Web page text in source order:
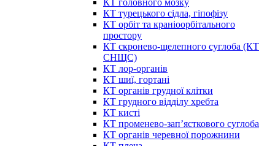
КТ головного мозку
КТ турецького сідла, гіпофізу
КТ орбіт та краніоорбітального
простору
КТ скронево-щелепного суглоба (КТ
СНЩС)
КТ лор-органів
КТ шиї, гортані
КТ органів грудної клітки
КТ грудного відділу хребта
КТ кисті
КТ променево-зап’ясткового суглоба
КТ органів черевної порожнини